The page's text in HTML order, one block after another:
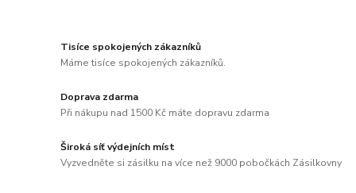
Tisíce spokojených zákazníků
Máme tisíce spokojených zákazníků.
Doprava zdarma
Při nákupu nad 1500 Kč máte dopravu zdarma
Široká síť výdejních míst
Vyzvedněte si zásilku na více než 9000 pobočkách Zásilkovny